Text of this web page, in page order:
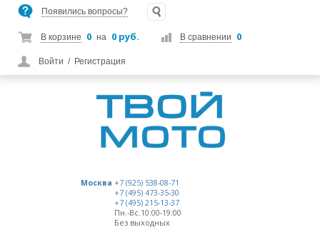
Появились вопросы?
В корзине 0 на 0 руб. В сравнении 0
Войти / Регистрация
Москва +7 (925) 538-08-71
+7 (495) 473-35-30
+7 (495) 215-13-37
Пн.-Вс.10:00-19:00
Без выходных